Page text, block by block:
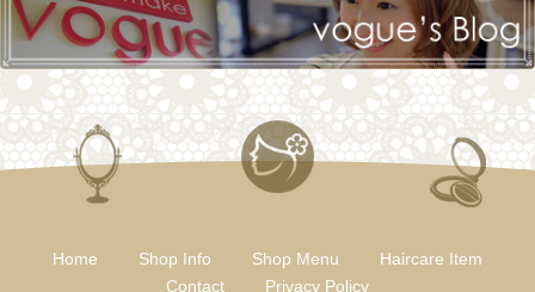
Home Shop Info Shop Menu
Haircare Item
Contact
Privacy Policy